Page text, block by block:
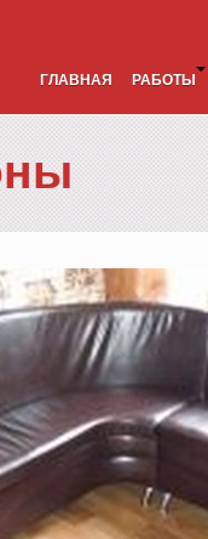
ГЛАВНАЯ РАБОТЫ